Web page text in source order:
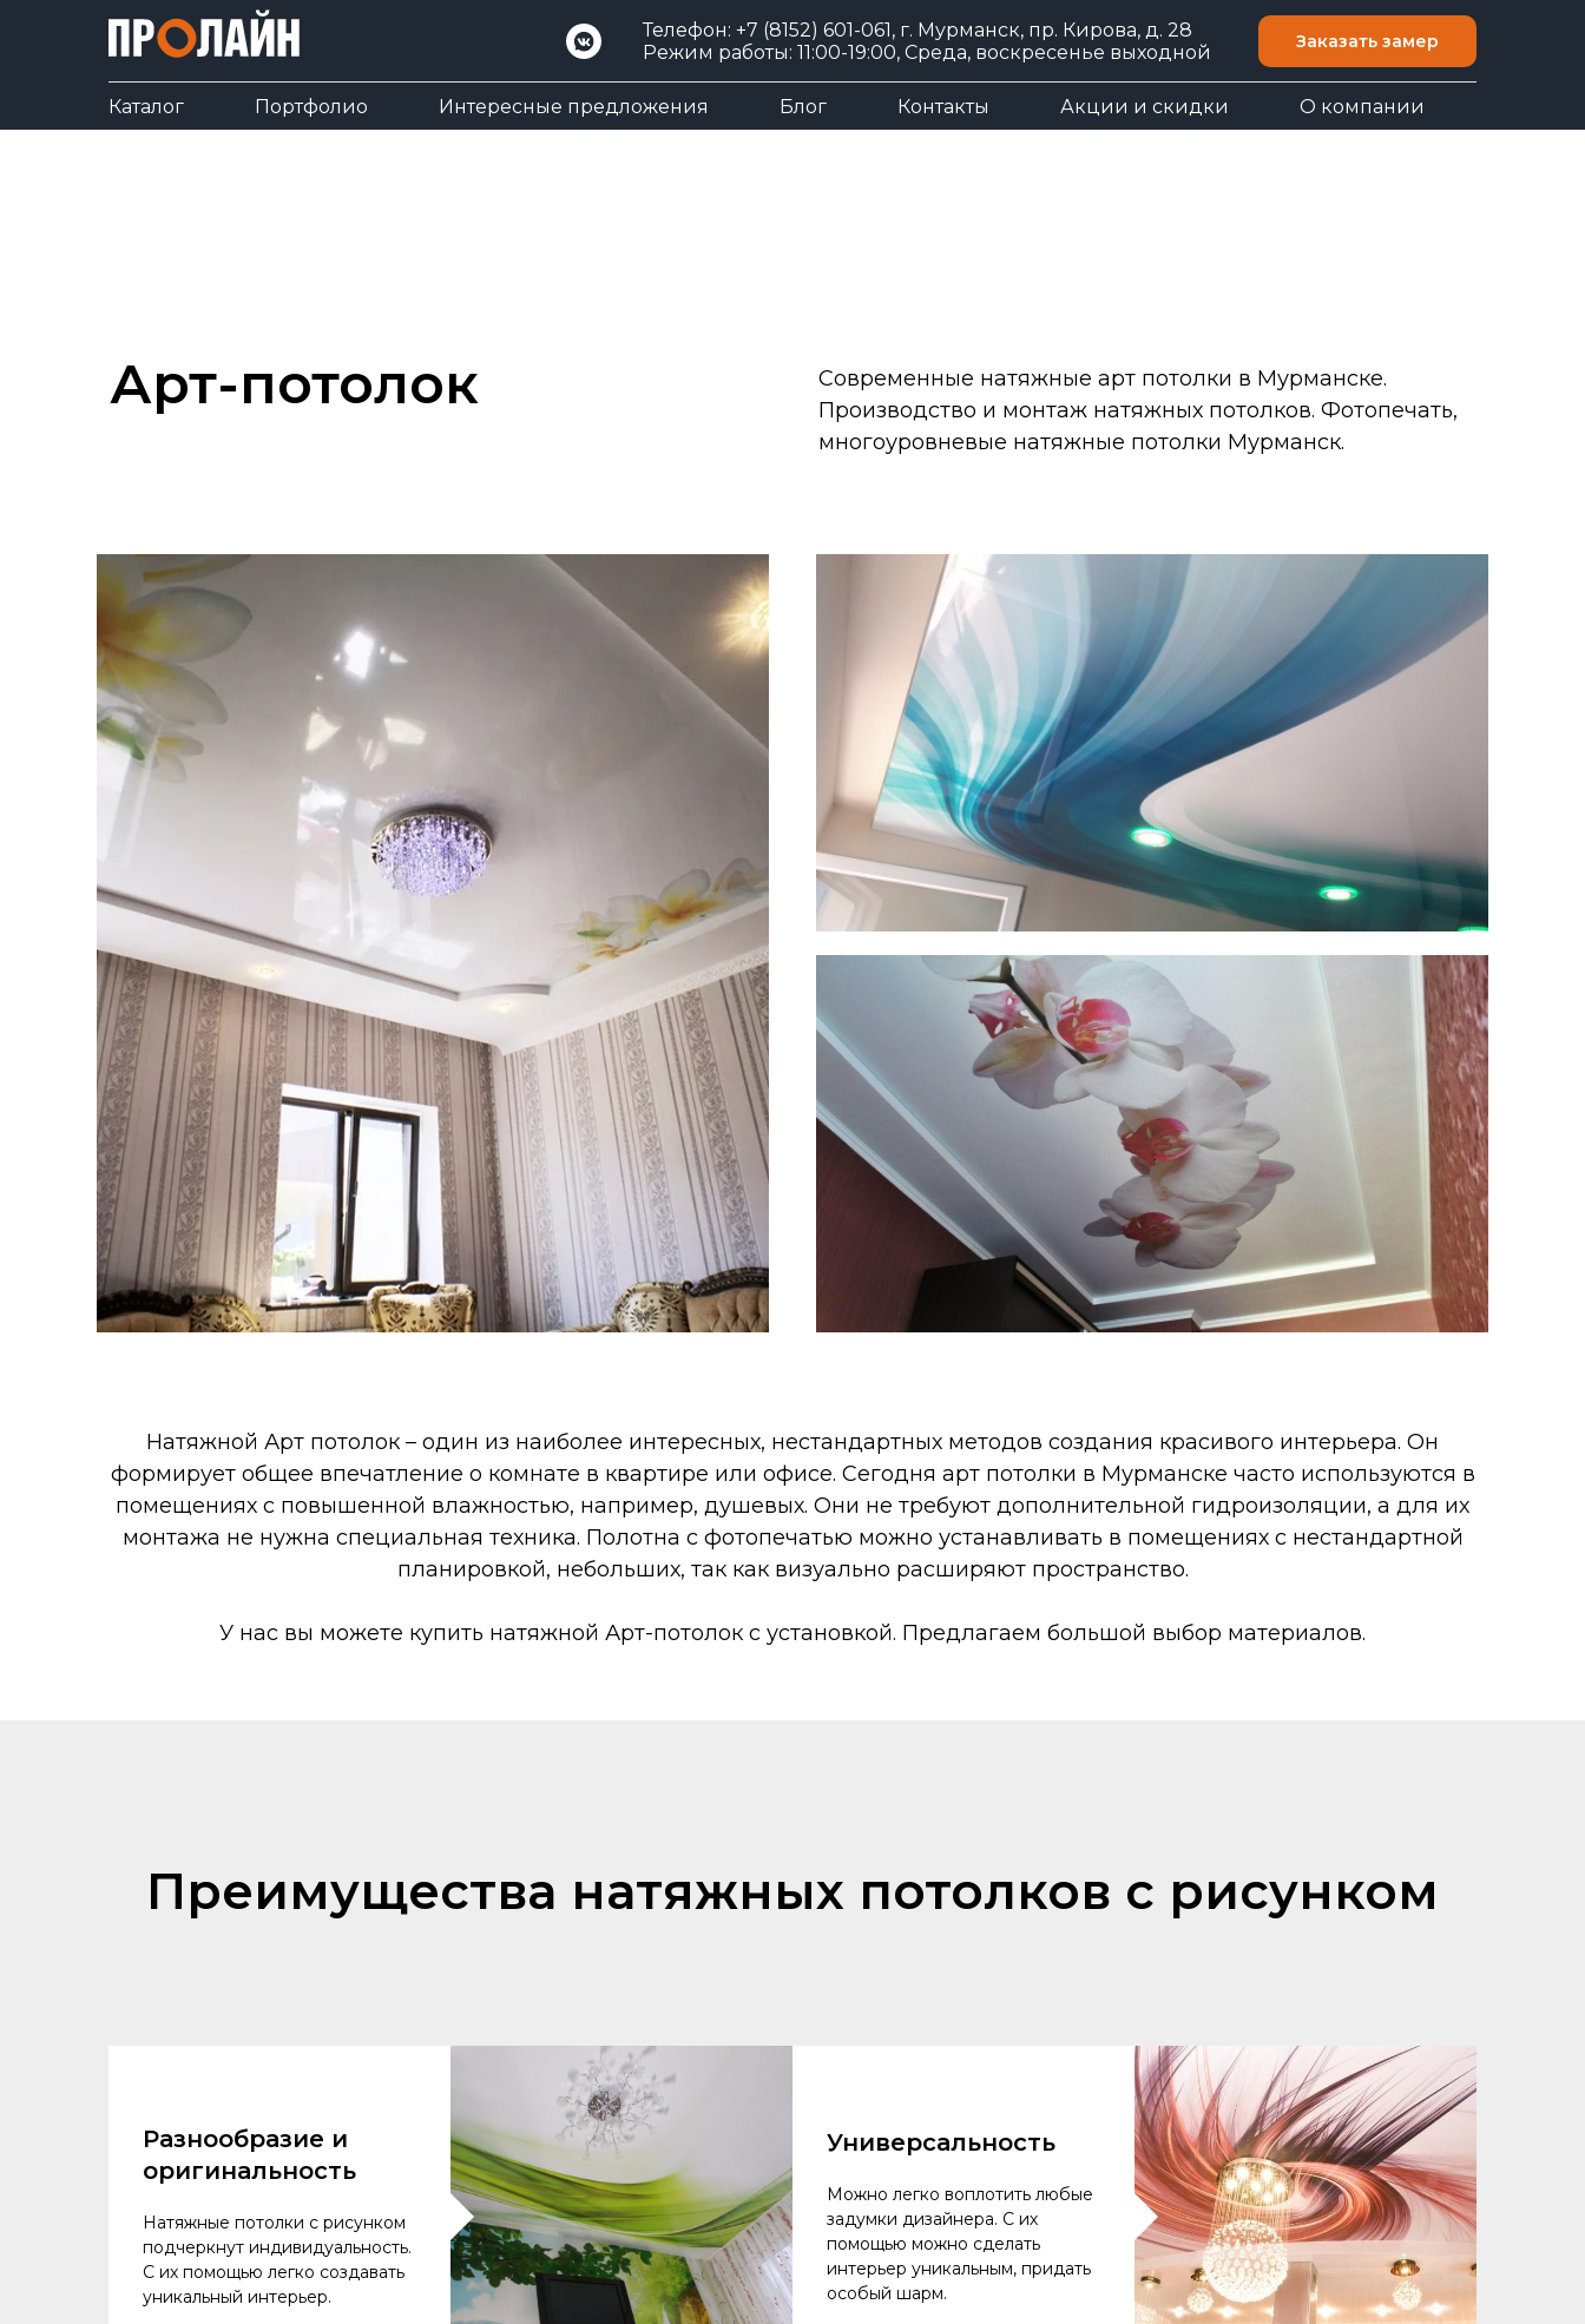
Телефон: +7 (8152) 601-061, г. Мурманск, пр. Кирова, д. 28
Режим работы: 11:00-19:00, Среда, воскресенье выходной
Заказать замер
Каталог Портфолио Интересные предложения Блог Контакты Акции и скидки О компании
Современные натяжные арт потолки в Мурманске.
Производство и монтаж натяжных потолков. Фотопечать,
многоуровневые натяжные потолки Мурманск.
Арт-потолок
Натяжной Арт потолок – один из наиболее интересных, нестандартных методов создания красивого интерьера. Он
формирует общее впечатление о комнате в квартире или офисе. Сегодня арт потолки в Мурманске часто используются в
помещениях с повышенной влажностью, например, душевых. Они не требуют дополнительной гидроизоляции, а для их
монтажа не нужна специальная техника. Полотна с фотопечатью можно устанавливать в помещениях с нестандартной
планировкой, небольших, так как визуально расширяют пространство.
У нас вы можете купить натяжной Арт-потолок с установкой. Предлагаем большой выбор материалов.
Преимущества натяжных потолков с рисунком
Разнообразие и
оригинальность
Натяжные потолки с рисунком
подчеркнут индивидуальность.
С их помощью легко создавать
уникальный интерьер.
Универсальность
Можно легко воплотить любые
задумки дизайнера. С их
помощью можно сделать
интерьер уникальным, придать
особый шарм.